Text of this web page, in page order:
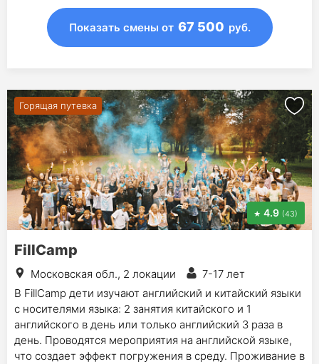
Показать смены от 67 500 руб.
Горящая путевка
4.9 (43)
FillCamp
Московская обл., 2 локации
7-17 лет
В FillCamp дети изучают английский и китайский языки
с носителями языка: 2 занятия китайского и 1
английского в день или только английский 3 раза в
день. Проводятся мероприятия на английской языке,
что создает эффект погружения в среду. Проживание в